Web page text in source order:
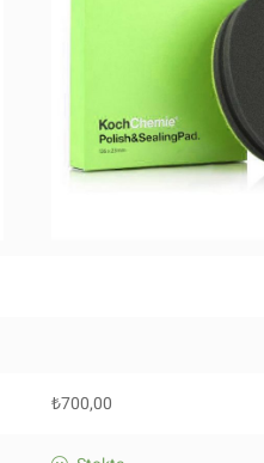
₺700,00